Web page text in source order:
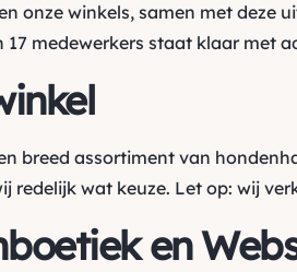
onze winkels, samen met deze
medewerkers staat klaar met
breed assortiment van
redelijk wat keuze. Let op: wij
en